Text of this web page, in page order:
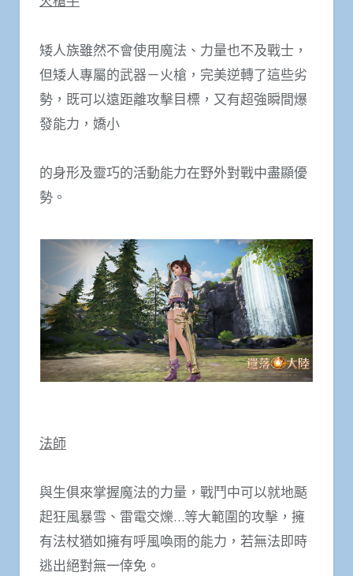
矮人族雖然不會使用魔法、力量也不及戰士，
但矮人專屬的武器－火槍，完美逆轉了這些劣
勢，既可以遠距離攻擊目標，又有超強瞬間爆
發能力，嬌小
的身形及靈巧的活動能力在野外對戰中盡顯優
勢。
法師
與生俱來掌握魔法的力量，戰鬥中可以就地颳
起狂風暴雪、雷電交爍…等大範圍的攻擊，擁
有法杖猶如擁有呼風喚雨的能力，若無法即時
逃出絕對無一倖免。